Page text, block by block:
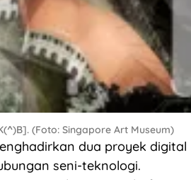
(Foto: Singapore Art Museum)
dua proyek digital
seni-teknologi.